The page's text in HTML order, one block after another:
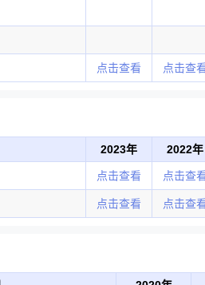
点击查看 点击查
2023年 2022年
点击查看 点击查
点击查看 点击查